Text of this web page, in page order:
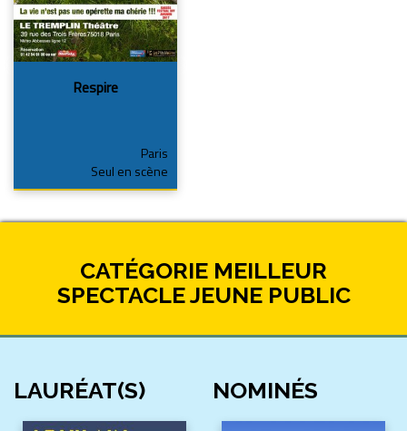
Respire
Paris
Seul en scène
CATÉGORIE MEILLEUR
SPECTACLE JEUNE PUBLIC
LAURÉAT(S) NOMINÉS